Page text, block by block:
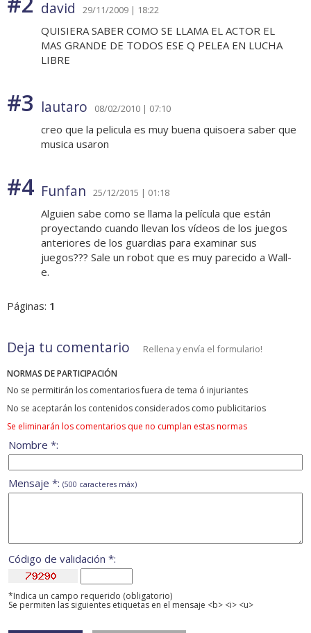
david 29/11/2009 | 18:22
QUISIERA SABER COMO SE LLAMA EL ACTOR EL
MAS GRANDE DE TODOS ESE Q PELEA EN LUCHA
LIBRE
#3 lautaro 08/02/2010 | 07:10
creo que la pelicula es muy buena quisoera saber que
musica usaron
#4 Funfan 25/12/2015 | 01:18
Alguien sabe como se llama la película que están
proyectando cuando llevan los vídeos de los juegos
anteriores de los guardias para examinar sus
juegos??? Sale un robot que es muy parecido a Wall-
e.
Páginas: 1
Deja tu comentario Rellena y envía el formulario!
NORMAS DE PARTICIPACIÓN
No se permitirán los comentarios fuera de tema ó injuriantes
No se aceptarán los contenidos considerados como publicitarios
Se eliminarán los comentarios que no cumplan estas normas
Nombre *:
Mensaje *: (500 caracteres máx)
Código de validación *:
*Indica un campo requerido (obligatorio)
Se permiten las siguientes etiquetas en el mensaje <b> <i> <u>